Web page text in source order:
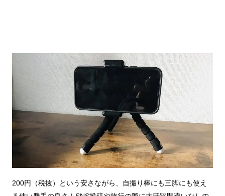
200円（税抜）という安さながら、自撮り棒にも三脚にも使え